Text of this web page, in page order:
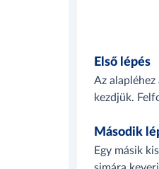
Első lépés
Az
kezdjük.
Második
Egy másik